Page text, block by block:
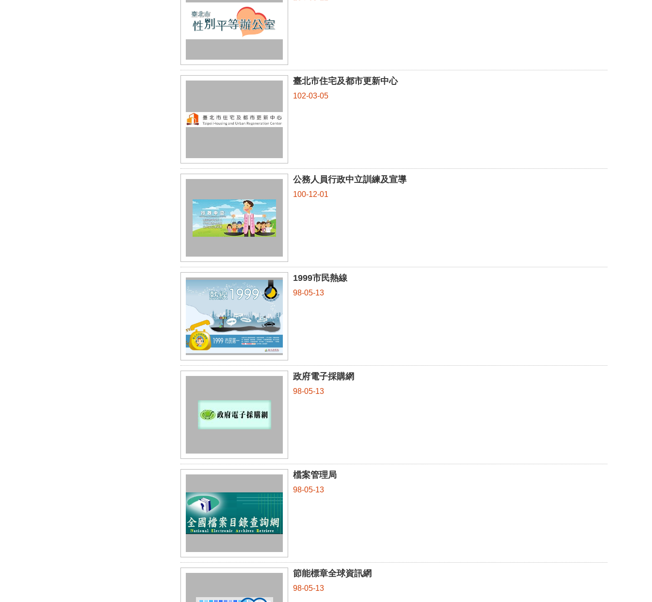
臺北市住宅及都市更新中心
102-03-05
公務人員行政中立訓練及宣導
100-12-01
1999市民熱線
98-05-13
政府電子採購網
98-05-13
檔案管理局
98-05-13
節能標章全球資訊網
98-05-13